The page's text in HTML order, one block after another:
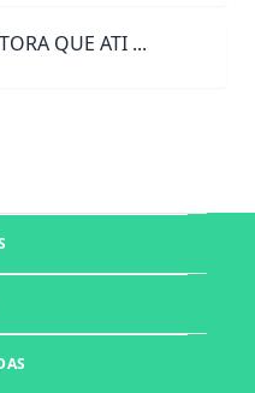
QUE ATI ...